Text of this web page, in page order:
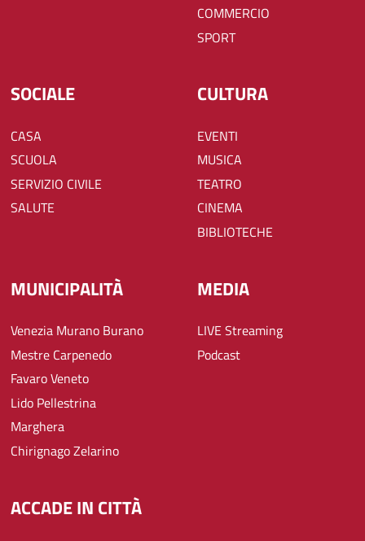
COMMERCIO
SPORT
SOCIALE
CASA
SCUOLA
SERVIZIO CIVILE
SALUTE
CULTURA
EVENTI
MUSICA
TEATRO
CINEMA
BIBLIOTECHE
MUNICIPALITÀ
Venezia Murano Burano
Mestre Carpenedo
Favaro Veneto
Lido Pellestrina
Marghera
Chirignago Zelarino
MEDIA
LIVE Streaming
Podcast
ACCADE IN CITTÀ